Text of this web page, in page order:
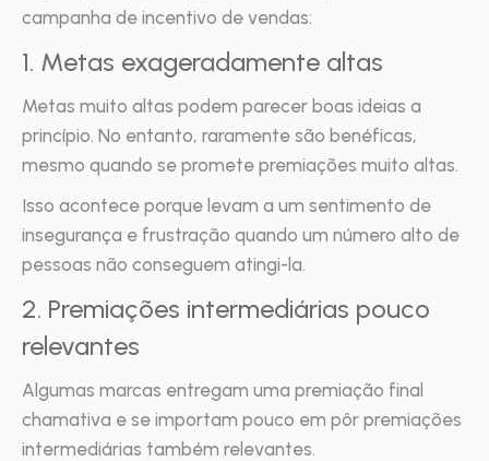
campanha de incentivo de vendas:
1. Metas exageradamente altas
Metas muito altas podem parecer boas ideias a
princípio. No entanto, raramente são benéficas,
mesmo quando se promete premiações muito altas.
Isso acontece porque levam a um sentimento de
insegurança e frustração quando um número alto de
pessoas não conseguem atingi-la.
2. Premiações intermediárias pouco
relevantes
Algumas marcas entregam uma premiação final
chamativa e se importam pouco em pôr premiações
intermediárias também relevantes.